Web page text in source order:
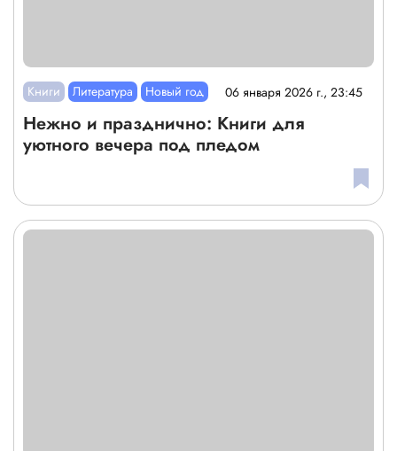
Книги Литература Новый год 06 января 2026 г., 23:45
Нежно и празднично: Книги для
уютного вечера под пледом